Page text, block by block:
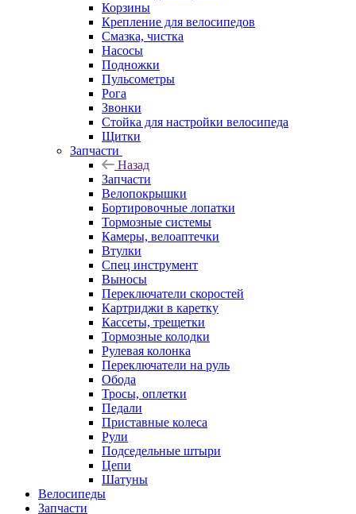
Корзины
Крепление для велосипедов
Смазка, чистка
Насосы
Подножки
Пульсометры
Рога
Звонки
Стойка для настройки велосипеда
Щитки
Запчасти
Назад
Запчасти
Велопокрышки
Бортировочные лопатки
Тормозные системы
Камеры, велоаптечки
Втулки
Спец инструмент
Выносы
Переключатели скоростей
Картриджи в каретку
Кассеты, трещетки
Тормозные колодки
Рулевая колонка
Переключатели на руль
Обода
Тросы, оплетки
Педали
Приставные колеса
Рули
Подседельные штыри
Цепи
Шатуны
Велосипеды
Запчасти